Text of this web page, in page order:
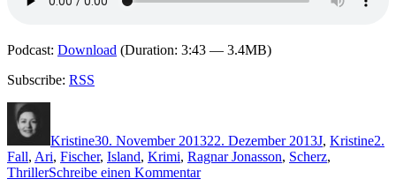
Podcast: Download (Duration: 3:43 — 3.4MB)
Subscribe: RSS
Kristine30. November 201322. Dezember 2013J, Kristine2.
Fall, Ari, Fischer, Island, Krimi, Ragnar Jonasson, Scherz,
ThrillerSchreibe einen Kommentarzu